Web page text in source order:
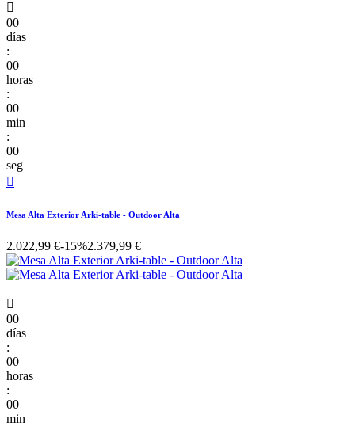

00
días
:
00
horas
:
00
min
:
00
seg

Mesa Alta Exterior Arki-table - Outdoor Alta
2.022,99 €-15%2.379,99 €

00
días
:
00
horas
:
00
min